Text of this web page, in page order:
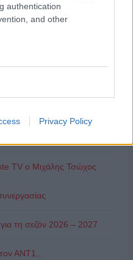
authentication
and other
Privacy Policy
TV o Μιχάλης Τσώχος
τη σεζόν 2026 – 2027
ΑΝΤ1...